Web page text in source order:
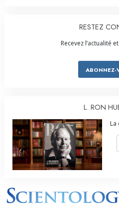
RESTEZ
Recevez l’actualité
ABONNEZ-
L. RON
La